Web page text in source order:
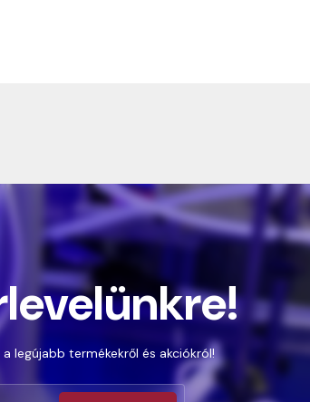
legújabb termékekről és akciókról!